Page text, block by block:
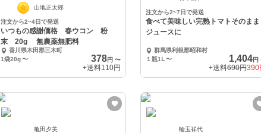
山地正太郎
注文から2~4日で発送
いつもの感謝価格 春ウコン 粉
末 20g 無農薬無肥料
香川県木田郡三木町
1袋20g 〜 378円〜
+送料110円
注文から2~7日で発送
食べて美味しい完熟トマトそのまま
ジュースに
群馬県利根郡昭和村
１瓶1Ⅼ 〜 1,404円
+送料690円390
亀田夕美 輪玉祥代